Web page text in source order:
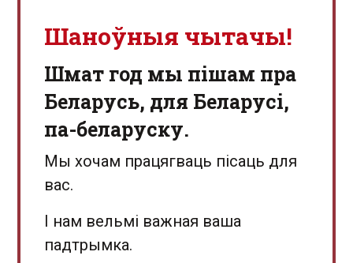
Шаноўныя чытачы!
Шмат год мы пішам пра
Беларусь, для Беларусі,
па-беларуску.
Мы хочам працягваць пісаць для
вас.
І нам вельмі важная ваша
падтрымка.